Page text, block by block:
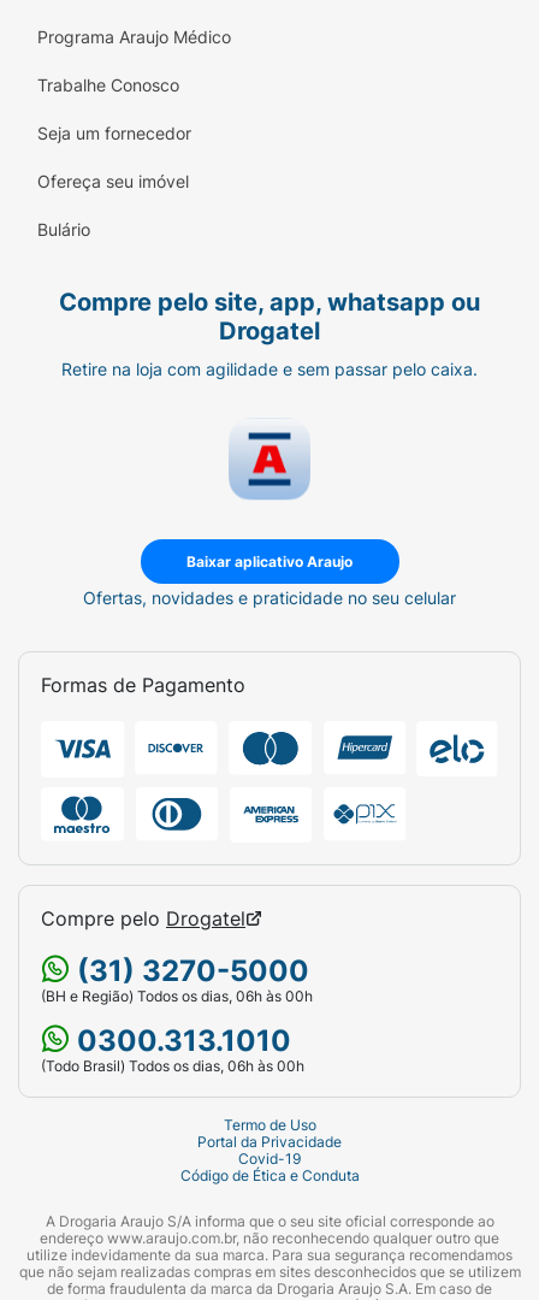
Programa Araujo Médico
Trabalhe Conosco
Seja um fornecedor
Ofereça seu imóvel
Bulário
Compre pelo site, app, whatsapp ou
Drogatel
Retire na loja com agilidade e sem passar pelo caixa.
Baixar aplicativo Araujo
Ofertas, novidades e praticidade no seu celular
Formas de Pagamento
Compre pelo Drogatel
(31) 3270-5000
(BH e Região) Todos os dias, 06h às 00h
0300.313.1010
(Todo Brasil) Todos os dias, 06h às 00h
Termo de Uso
Portal da Privacidade
Covid-19
Código de Ética e Conduta
A Drogaria Araujo S/A informa que o seu site oficial corresponde ao
endereço www.araujo.com.br, não reconhecendo qualquer outro que
utilize indevidamente da sua marca. Para sua segurança recomendamos
que não sejam realizadas compras em sites desconhecidos que se utilizem
de forma fraudulenta da marca da Drogaria Araujo S.A. Em caso de